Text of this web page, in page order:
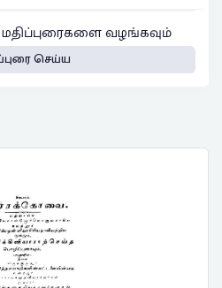
வழங்கவும்
செய்ய